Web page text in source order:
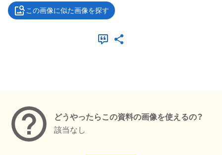
この画像に似た画像を探す
どうやったらこの資料の画像を使えるの？
該当なし